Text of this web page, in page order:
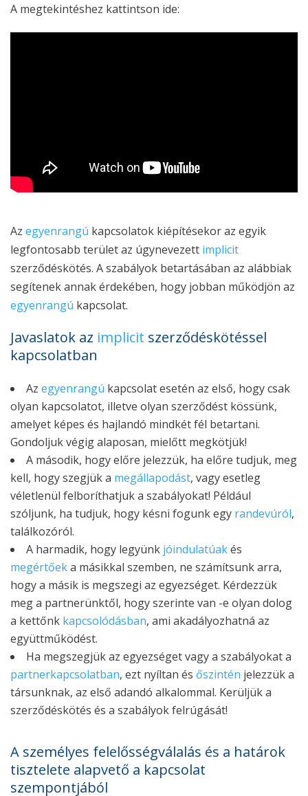
A megtekintéshez kattintson ide:
Az egyenrangú kapcsolatok kiépítésekor az egyik
legfontosabb terület az úgynevezett implicit
szerződéskötés. A szabályok betartásában az alábbiak
segítenek annak érdekében, hogy jobban működjön az
egyenrangú kapcsolat.
Javaslatok az implicit szerződéskötéssel
kapcsolatban
Az egyenrangú kapcsolat esetén az első, hogy csak
olyan kapcsolatot, illetve olyan szerződést kössünk,
amelyet képes és hajlandó mindkét fél betartani.
Gondoljuk végig alaposan, mielőtt megkötjük!
A második, hogy előre jelezzük, ha előre tudjuk, meg
kell, hogy szegjük a megállapodást, vagy esetleg
véletlenül felboríthatjuk a szabályokat! Például
szóljunk, ha tudjuk, hogy késni fogunk egy randevúról,
találkozóról.
A harmadik, hogy legyünk jóindulatúakés
megértőeka másikkal szemben, ne számítsunk arra,
hogy a másik is megszegi az egyezséget. Kérdezzük
meg a partnerünktől, hogy szerinte van -e olyan dolog
a kettőnk kapcsolódásban, ami akadályozhatná az
együttműködést.
Ha megszegjük az egyezséget vagy a szabályokat a
partnerkapcsolatban, ezt nyíltan és őszintén jelezzük a
társunknak, az első adandó alkalommal. Kerüljük a
szerződéskötés és a szabályok felrúgását!
A személyes felelősségválalás és a határok
tisztelete alapvető a kapcsolat
szempontjából